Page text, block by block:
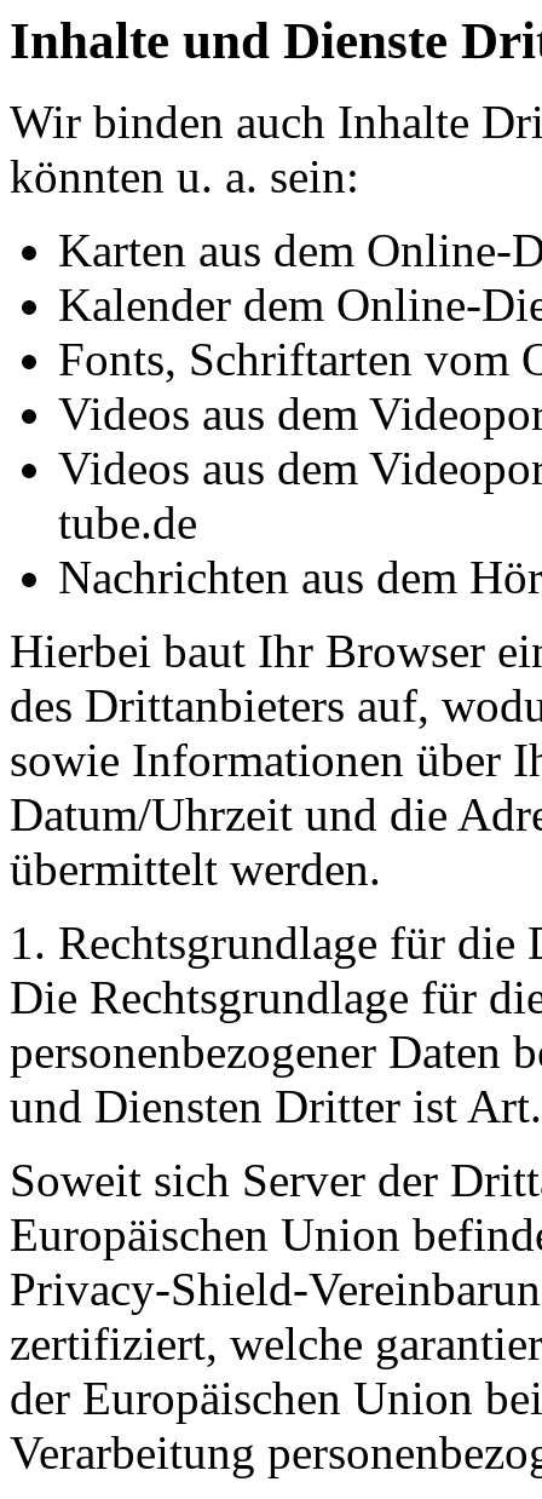
Inhalte und Dienste
Wir binden auch Inhalte
könnten u. a. sein:
Karten aus dem Online-
Kalender dem Online-
Fonts, Schriftarten vom
Videos aus dem
Videos aus dem
tube.de
Nachrichten aus dem
Hierbei baut Ihr Browser
des Drittanbieters auf,
sowie Informationen über
Datum/Uhrzeit und die
übermittelt werden.
1. Rechtsgrundlage für die
Die Rechtsgrundlage für
personenbezogener Daten
und Diensten Dritter ist
Soweit sich Server der
Europäischen Union
Privacy-Shield-
zertifiziert, welche
der Europäischen Union
Verarbeitung